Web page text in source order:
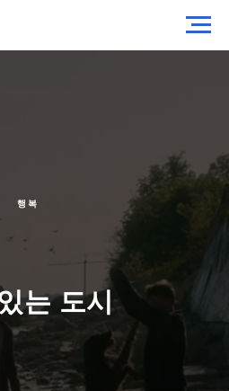
행복
는 도시